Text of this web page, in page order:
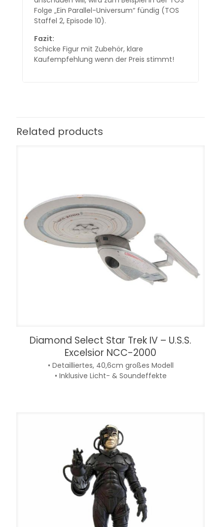
Folge „Ein Parallel-Universum“ fündig (TOS
Staffel 2, Episode 10).
Fazit:
Schicke Figur mit Zubehör, klare
Kaufempfehlung wenn der Preis stimmt!
Related products
Diamond Select Star Trek IV – U.S.S.
Excelsior NCC-2000
• Detailliertes, 40,6cm großes Modell
• Inklusive Licht- & Soundeffekte